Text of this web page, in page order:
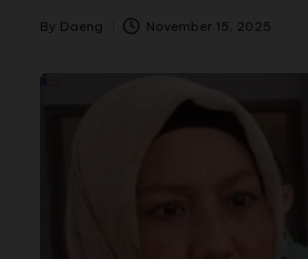
By Daeng November 15, 2025